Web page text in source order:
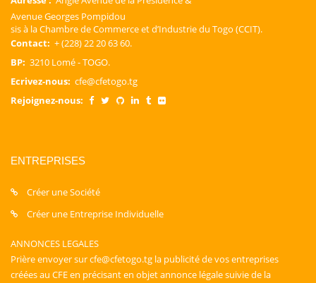
Avenue Georges Pompidou
sis à la Chambre de Commerce et d’Industrie du Togo (CCIT).
Contact: + (228) 22 20 63 60.
BP: 3210 Lomé - TOGO.
Ecrivez-nous: cfe@cfetogo.tg
Rejoignez-nous:
ENTREPRISES
Créer une Société
Créer une Entreprise Individuelle
ANNONCES LEGALES
Prière envoyer sur cfe@cfetogo.tg la publicité de vos entreprises
créées au CFE en précisant en objet annonce légale suivie de la